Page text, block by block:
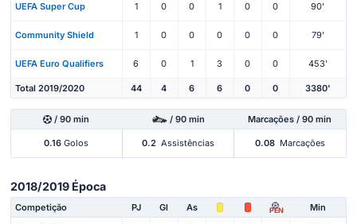
UEFA Super Cup 1 0 0 1 0 0 90'
Community Shield 1 0 0 0 0 0 79'
UEFA Euro Qualifiers 6 0 1 3 0 0 453'
Total 2019/2020 44 4 6 6 0 0 3380'
/ 90 min / 90 min Marcações / 90 min
0.16 Golos 0.2 Assistências 0.08 Marcações
2018/2019 Época
Competição PJ Gl As PEN Min